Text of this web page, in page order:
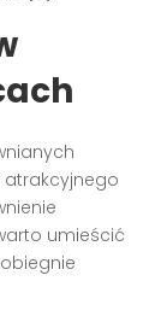
atrakcyjnego
umieścić